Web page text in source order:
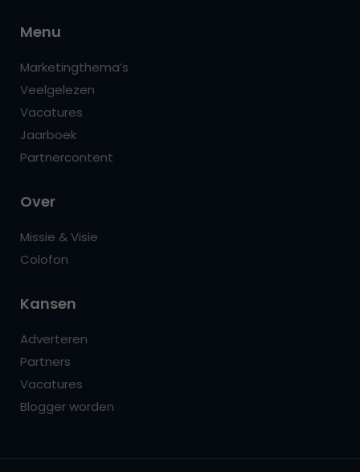
Menu
Marketingthema’s
Veelgelezen
Vacatures
Jaarboek
Partnercontent
Over
Missie & Visie
Colofon
Kansen
Adverteren
Partners
Vacatures
Blogger worden